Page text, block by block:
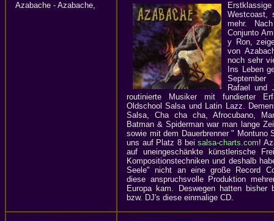
Azabache - Azabache,
Westcoast,
mehr.
Conjunto
y Ron,
von
noch sehr
Ins Leben
Rafael und
routinierte Musiker mit fundierter
Oldschool Salsa und Latin Lazz.
Salsa, Cha cha cha, Afrocubano,
Batman & Spiderman war man lange
sowie mit dem Dauerbrenner " Montuno
uns auf Platz 8 beisalsa-charts.com!
auf uneingeschänkte künstlerische
Kompositionstechniken und deshalb
Seele" nicht an eine große Record
diese anspruchsvolle Produktion
Europa kam. Deswegen hatten bisher
bzw. DJ's diese einmalige CD.